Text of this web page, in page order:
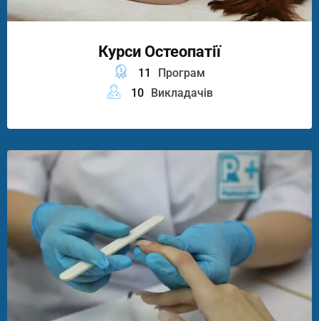
Курси Остеопатії
11
Програм
10
Викладачів